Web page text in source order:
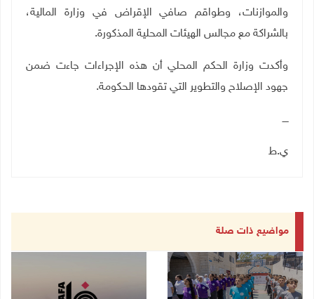
والموازنات، وطواقم صافي الإقراض في وزارة المالية،
بالشراكة مع مجالس الهيئات المحلية المذكورة.
وأكدت وزارة الحكم المحلي أن هذه الإجراءات جاءت ضمن
جهود الإصلاح والتطوير التي تقودها الحكومة.
ــــ
ي.ط
مواضيع ذات صلة